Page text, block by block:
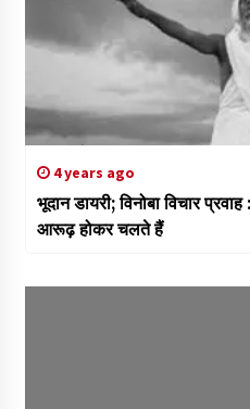
4 years ago
भूदान डायरी; विनोबा विचार
आरूढ़ होकर चलते हैं